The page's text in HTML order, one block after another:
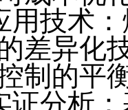
用技术
差异化
制的平
证分析